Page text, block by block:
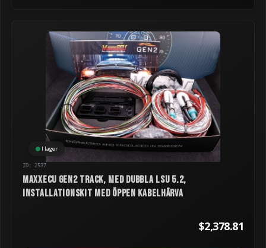
I lager
ID: 2537
MaxxECU GEN2 TRACK, med dubbla LSU 5.2,
installationskit med öppen kabelhärva
$2,378.81